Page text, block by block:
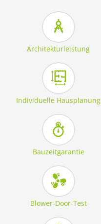
Architekturleistung
Individuelle Hausplanung
Bauzeitgarantie
Blower-Door-Test